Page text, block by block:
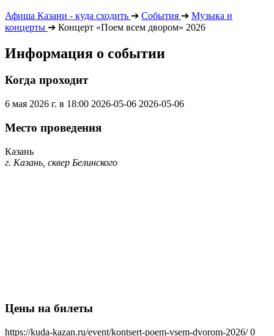
Афиша Казани - куда сходить ➔ События ➔ Музыка и
концерты ➔ Концерт «Поем всем двором» 2026
Информация о событии
Когда проходит
6 мая 2026 г. в 18:00 2026-05-06 2026-05-06
Место проведения
Казань
г. Казань, сквер Белинского
Цены на билеты
https://kuda-kazan.ru/event/kontsert-poem-vsem-dvorom-2026/ 0